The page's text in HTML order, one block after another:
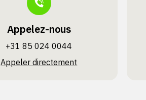
Appelez-nous
+31 85 024 0044
Appeler directement